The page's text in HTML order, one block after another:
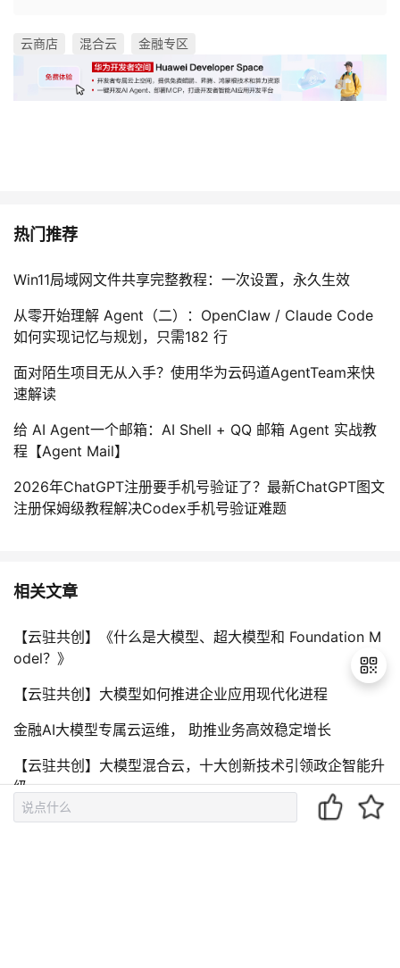
云商店 混合云 金融专区
热门推荐
Win11局域网文件共享完整教程：一次设置，永久生效
从零开始理解 Agent（二）：OpenClaw / Claude Code
如何实现记忆与规划，只需182 行
面对陌生项目无从入手？使用华为云码道AgentTeam来快
速解读
给 AI Agent一个邮箱：AI Shell + QQ 邮箱 Agent 实战教
程【Agent Mail】
2026年ChatGPT注册要手机号验证了？最新ChatGPT图文
注册保姆级教程解决Codex手机号验证难题
相关文章
【云驻共创】《什么是大模型、超大模型和 Foundation M
odel？》
【云驻共创】大模型如何推进企业应用现代化进程
金融AI大模型专属云运维， 助推业务高效稳定增长
【云驻共创】大模型混合云，十大创新技术引领政企智能升
级
【云驻共创】大模型时代下的AI开发